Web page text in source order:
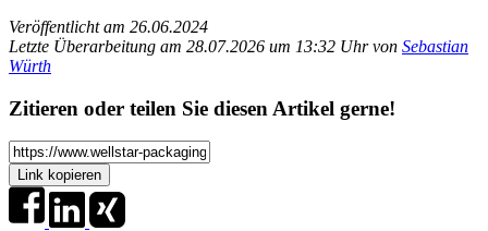
Veröffentlicht am 26.06.2024
Letzte Überarbeitung am 28.07.2026 um 13:32 Uhr von Sebastian
Würth
Zitieren oder teilen Sie diesen Artikel gerne!
Link kopieren